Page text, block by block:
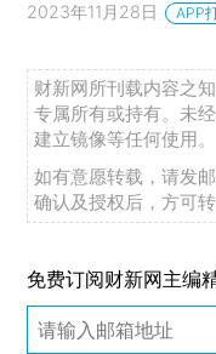
2023年11月28日 APP
财新网所刊载内容之
专属所有或持有。未
建立镜像等任何使用。
如有意愿转载，请发
确认及授权后，方可转
免费订阅财新网主编